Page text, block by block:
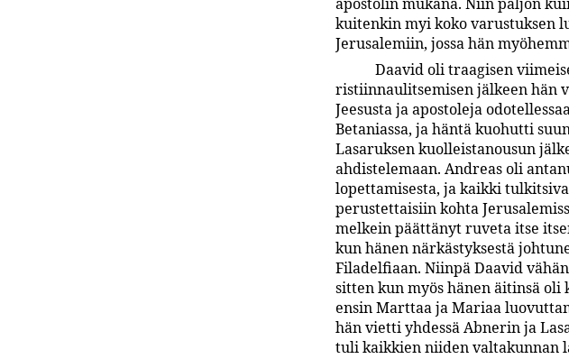
kuitenkin myi koko varustuksen
Jerusalemiin, jossa hän
Daavid oli traagisen
ristiinnaulitsemisen jälkeen hän
Jeesusta ja apostoleja
Betaniassa, ja häntä kuohutti
Lasaruksen kuolleistanousun
ahdistelemaan. Andreas oli
lopettamisesta, ja kaikki
perustettaisiin kohta
melkein päättänyt ruveta itse
kun hänen närkästyksestä
Filadelfiaan. Niinpä Daavid
sitten kun myös hänen äitinsä
ensin Marttaa ja Mariaa
hän vietti yhdessä Abnerin ja
tuli kaikkien niiden valtakunnan